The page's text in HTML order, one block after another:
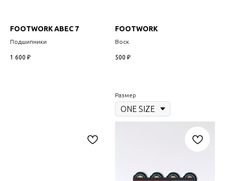
FOOTWORK ABEC 7
Подшипники
1 600 ₽
FOOTWORK
Воск
500 ₽
Размер